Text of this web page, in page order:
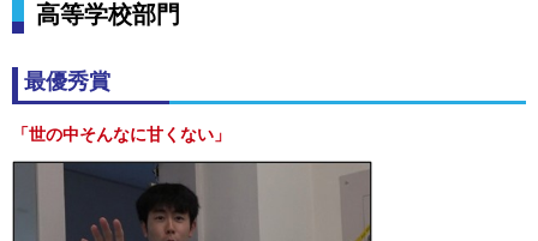
高等学校部門
最優秀賞
「世の中そんなに甘くない」